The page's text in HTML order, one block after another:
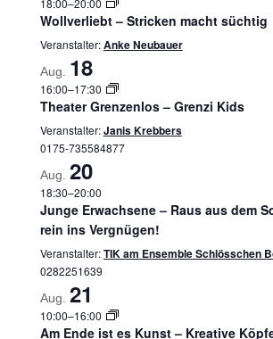
18:00–20:00
Wollverliebt – Stricken macht süchtig
Veranstalter:Anke Neubauer
Aug. 18
16:00–17:30
Theater Grenzenlos – Grenzi Kids
Veranstalter:Janis Krebbers
0175-735584877
Aug. 20
18:30–20:00
Junge Erwachsene – Raus aus dem
rein ins Vergnügen!
Veranstalter:TIK am Ensemble Schlösschen
0282251639
Aug. 21
10:00–16:00
Am Ende ist es Kunst – Kreative